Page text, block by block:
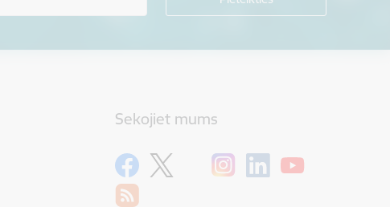
Sekojiet mums